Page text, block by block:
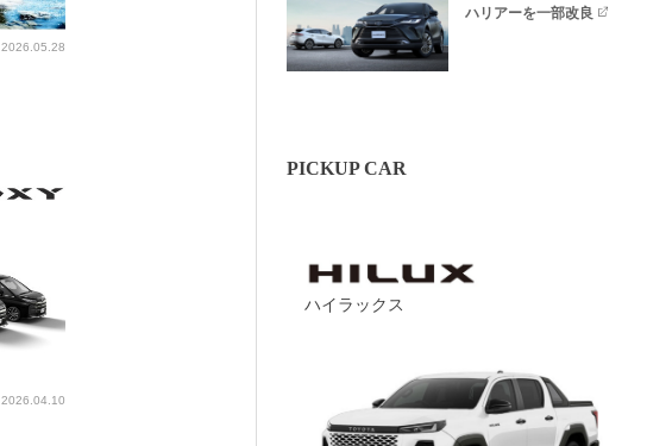
2026.05.28
2026.04.10
ハリアーを一部改良
PICKUP CAR
ハイラックス